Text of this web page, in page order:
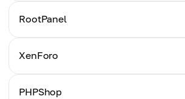
チュートリアル
RootPanel
チュートリアル
XenForo
チュートリアル
PHPShop